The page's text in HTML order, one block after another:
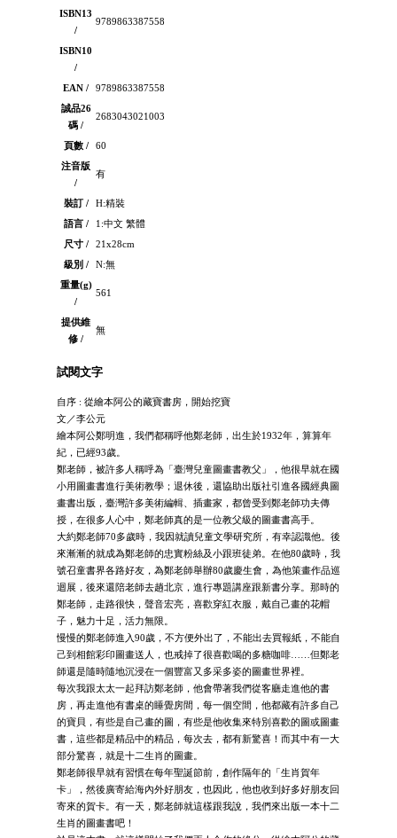
ISBN13
/
9789863387558
ISBN10
/
EAN /
9789863387558
誠品26
碼 /
2683043021003
頁數 /
60
注音版
/
有
裝訂 /
H:精裝
語言 /
1:中文 繁體
尺寸 /
21x28cm
級別 /
N:無
重量(g)
/
561
提供維
修 /
無
試閱文字
自序 : 從繪本阿公的藏寶書房，開始挖寶
文／李公元
繪本阿公鄭明進，我們都稱呼他鄭老師，出生於1932年，算算年
紀，已經93歲。
鄭老師，被許多人稱呼為「臺灣兒童圖畫書教父」，他很早就在國
小用圖畫書進行美術教學；退休後，還協助出版社引進各國經典圖
畫書出版，臺灣許多美術編輯、插畫家，都曾受到鄭老師功夫傳
授，在很多人心中，鄭老師真的是一位教父級的圖畫書高手。
大約鄭老師70多歲時，我因就讀兒童文學研究所，有幸認識他。後
來漸漸的就成為鄭老師的忠實粉絲及小跟班徒弟。在他80歲時，我
號召童書界各路好友，為鄭老師舉辦80歲慶生會，為他策畫作品巡
迴展，後來還陪老師去趟北京，進行專題講座跟新書分享。那時的
鄭老師，走路很快，聲音宏亮，喜歡穿紅衣服，戴自己畫的花帽
子，魅力十足，活力無限。
慢慢的鄭老師進入90歲，不方便外出了，不能出去買報紙，不能自
己到相館彩印圖畫送人，也戒掉了很喜歡喝的多糖咖啡……但鄭老
師還是隨時隨地沉浸在一個豐富又多采多姿的圖畫世界裡。
每次我跟太太一起拜訪鄭老師，他會帶著我們從客廳走進他的書
房，再走進他有書桌的睡覺房間，每一個空間，他都藏有許多自己
的寶貝，有些是自己畫的圖，有些是他收集來特別喜歡的圖或圖畫
書，這些都是精品中的精品，每次去，都有新驚喜！而其中有一大
部分驚喜，就是十二生肖的圖畫。
鄭老師很早就有習慣在每年聖誕節前，創作隔年的「生肖賀年
卡」，然後廣寄給海內外好朋友，也因此，他也收到好多好朋友回
寄來的賀卡。有一天，鄭老師就這樣跟我說，我們來出版一本十二
生肖的圖畫書吧！